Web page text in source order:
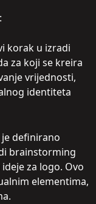
korak u izradi
za koji se kreira
vrijednosti,
identiteta
definirano
brainstorming
za logo. Ovo
elementima,